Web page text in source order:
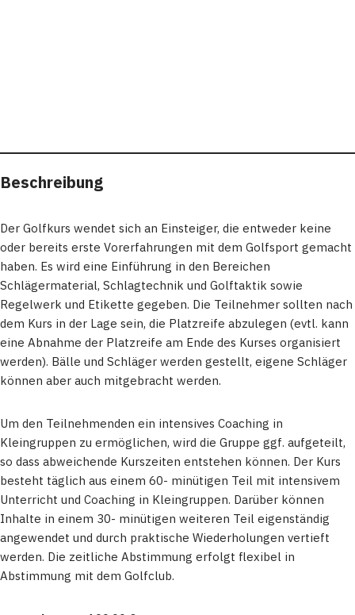
Beschreibung
Der Golfkurs wendet sich an Einsteiger, die entweder keine
oder bereits erste Vorerfahrungen mit dem Golfsport gemacht
haben. Es wird eine Einführung in den Bereichen
Schlägermaterial, Schlagtechnik und Golftaktik sowie
Regelwerk und Etikette gegeben. Die Teilnehmer sollten nach
dem Kurs in der Lage sein, die Platzreife abzulegen (evtl. kann
eine Abnahme der Platzreife am Ende des Kurses organisiert
werden). Bälle und Schläger werden gestellt, eigene Schläger
können aber auch mitgebracht werden.
Um den Teilnehmenden ein intensives Coaching in
Kleingruppen zu ermöglichen, wird die Gruppe ggf. aufgeteilt,
so dass abweichende Kurszeiten entstehen können. Der Kurs
besteht täglich aus einem 60- minütigen Teil mit intensivem
Unterricht und Coaching in Kleingruppen. Darüber können
Inhalte in einem 30- minütigen weiteren Teil eigenständig
angewendet und durch praktische Wiederholungen vertieft
werden. Die zeitliche Abstimmung erfolgt flexibel in
Abstimmung mit dem Golfclub.